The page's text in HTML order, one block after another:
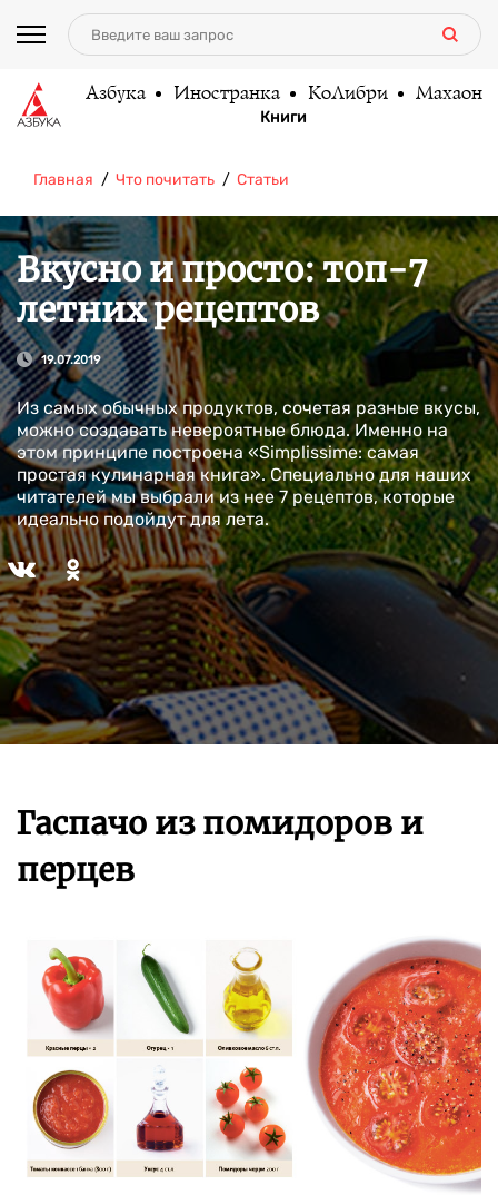
Азбука Иностранка КоЛибри Махаон
Книги
Главная Что почитать Статьи
Вкусно и просто: топ-7
летних рецептов
19.07.2019
Из самых обычных продуктов, сочетая разные вкусы,
можно создавать невероятные блюда. Именно на
этом принципе построена «Simplissime: самая
простая кулинарная книга». Специально для наших
читателей мы выбрали из нее 7 рецептов, которые
идеально подойдут для лета.
Гаспачо из помидоров и
перцев